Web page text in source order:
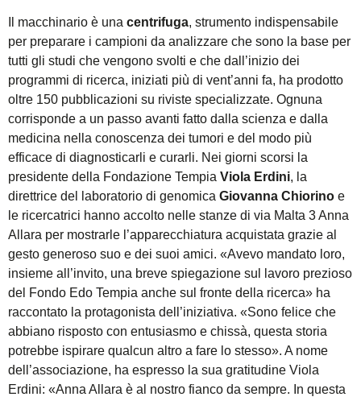
Il macchinario è una centrifuga, strumento indispensabile
per preparare i campioni da analizzare che sono la base per
tutti gli studi che vengono svolti e che dall’inizio dei
programmi di ricerca, iniziati più di vent’anni fa, ha prodotto
oltre 150 pubblicazioni su riviste specializzate. Ognuna
corrisponde a un passo avanti fatto dalla scienza e dalla
medicina nella conoscenza dei tumori e del modo più
efficace di diagnosticarli e curarli. Nei giorni scorsi la
presidente della Fondazione Tempia Viola Erdini, la
direttrice del laboratorio di genomica Giovanna Chiorino e
le ricercatrici hanno accolto nelle stanze di via Malta 3 Anna
Allara per mostrarle l’apparecchiatura acquistata grazie al
gesto generoso suo e dei suoi amici. «Avevo mandato loro,
insieme all’invito, una breve spiegazione sul lavoro prezioso
del Fondo Edo Tempia anche sul fronte della ricerca» ha
raccontato la protagonista dell’iniziativa. «Sono felice che
abbiano risposto con entusiasmo e chissà, questa storia
potrebbe ispirare qualcun altro a fare lo stesso». A nome
dell’associazione, ha espresso la sua gratitudine Viola
Erdini: «Anna Allara è al nostro fianco da sempre. In questa